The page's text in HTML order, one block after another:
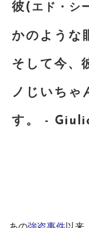
彼( エド・シ
かのような
そして今、
ノじいちゃ
す。 -